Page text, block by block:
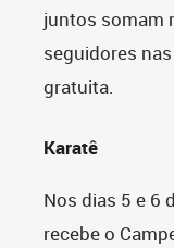
juntos somam
seguidores
gratuita.
Karatê
Nos dias 5 e 6
recebe o